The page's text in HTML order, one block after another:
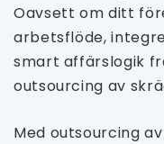
Oavsett om ditt
arbetsflöde,
smart affärslogik
outsourcing av
Med outsourcing